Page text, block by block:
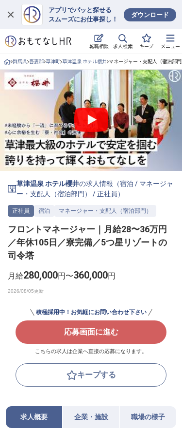
アプリでパッと探せる
スムーズにお仕事探し！
ダウンロード
転職相談 求人検索 キープ メニュー
ログイン
求人・施設を探す
キープした求人
就職・転職 合同説明会
おもてなしHRについて
ご利用の流れ
よくある質問
ホテル・宿泊業界情報コラム
無料 転職サポートに申し込む
群馬県 吾妻郡 草津町 草津温泉 ホテル櫻井 マネージャー・支配人（宿泊部
草津温泉 ホテル櫻井の求人情報（宿泊 / マネージャ
ー・支配人（宿泊部門）
/正社員 ）
正社員 宿泊 マネージャー・支配人（宿泊部門）
フロントマネージャー｜月給28〜36万円
／年休105日／寮完備／5つ星リゾートの
司令塔
月給280,000円〜360,000円
積極採用中！お気軽にお問い合わせ下さい
応募画面に進む
こちらの求人は企業へ直接の応募になります。
キープする
求人概要 企業・施設 職場の様子